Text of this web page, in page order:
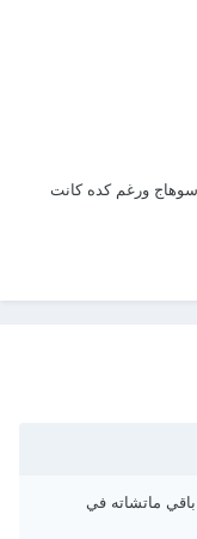
ورغم كده كانت
ماتشاته في